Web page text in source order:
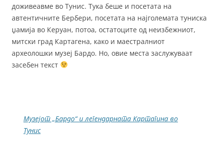
доживеавме во Тунис. Тука беше и посетата на
автентичните Бербери, посетата на најголемата туниска
џамија во Керуан, потоа, остатоците од неизбежниот,
митски град Картагена, како и маестралниот
археолошки музеј Бардо. Но, овие места заслужуваат
засебен текст
Музејот „Бардо“ и легендарната Картагина во
Тунис